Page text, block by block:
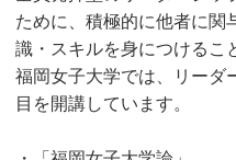
ために、積極的に他者に関
識・スキルを身につけるこ
福岡女子大学では、リーダ
目を開講しています。